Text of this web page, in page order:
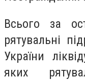
Всього за
рятувальні
України
яких